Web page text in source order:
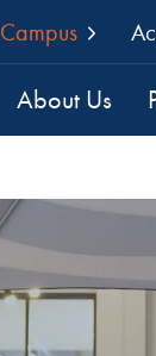
Campus
About Us